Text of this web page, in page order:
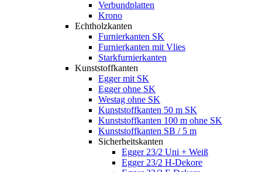
Verbundplatten
Krono
Echtholzkanten
Furnierkanten SK
Furnierkanten mit Vlies
Starkfurnierkanten
Kunststoffkanten
Egger mit SK
Egger ohne SK
Westag ohne SK
Kunststoffkanten 50 m SK
Kunststoffkanten 100 m ohne SK
Kunststoffkanten SB / 5 m
Sicherheitskanten
Egger 23/2 Uni + Weiß
Egger 23/2 H-Dekore